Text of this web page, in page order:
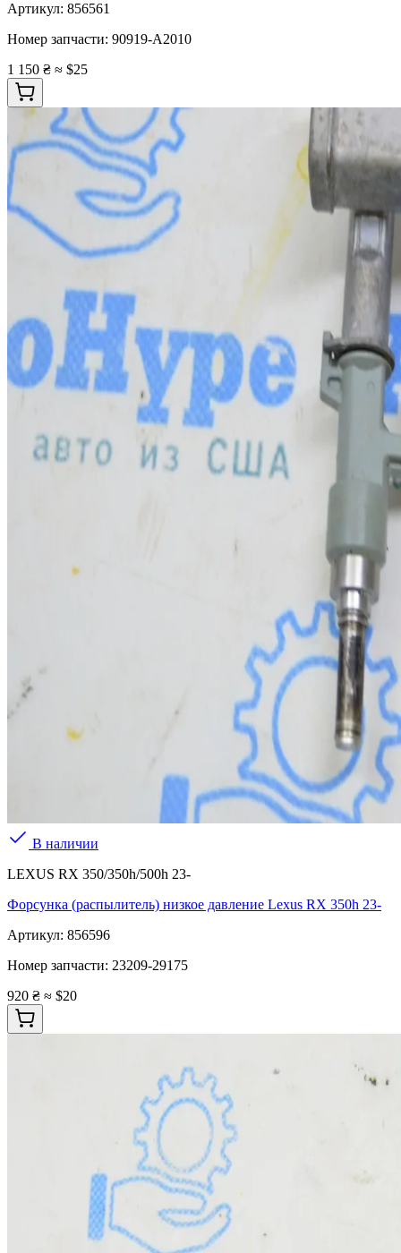
Артикул: 856561
Номер запчасти: 90919-A2010
1 150 ₴ ≈ $25
В наличии
LEXUS RX 350/350h/500h 23-
Форсунка (распылитель) низкое давление Lexus RX 350h 23-
Артикул: 856596
Номер запчасти: 23209-29175
920 ₴ ≈ $20